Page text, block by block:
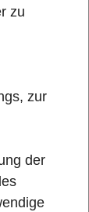
zu
zur
der